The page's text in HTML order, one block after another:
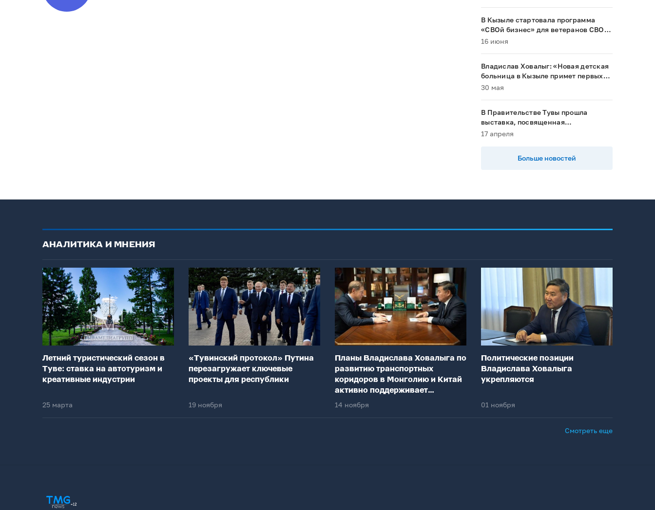
В Кызыле стартовала программа
«СВОй бизнес» для ветеранов СВО и
их семей
16 июня
Владислав Ховалыг: «Новая детская
больница в Кызыле примет первых
пациентов в 2028 году»
30 мая
В Правительстве Тувы прошла
выставка, посвященная
национальным проектам
17 апреля
Больше новостей
АНАЛИТИКА И МНЕНИЯ
Летний туристический сезон в
Туве: ставка на автотуризм и
креативные индустрии
25 марта
«Тувинский протокол» Путина
перезагружает ключевые
проекты для республики
19 ноября
Планы Владислава Ховалыга по
развитию транспортных
коридоров в Монголию и Китай
активно поддерживает
федеральный центр
14 ноября
Политические позиции
Владислава Ховалыга
укрепляются
01 ноября
Смотреть еще